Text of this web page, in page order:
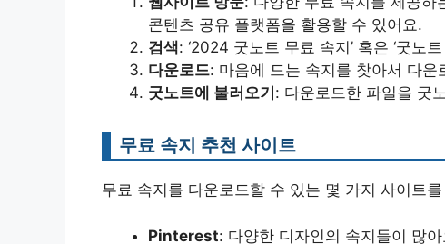
콘텐츠 공유 플랫폼을 활용할 수 있어요.
검색: ‘2024 굿노트 무료 속지’ 혹은 ‘굿노
다운로드: 마음에 드는 속지를 찾아서 다운
굿노트에 불러오기 : 다운로드한 파일을 굿
무료 속지 추천 사이트
무료 속지를 다운로드할 수 있는 몇 가지 사이트
Pinterest: 다양한 디자인의 속지들이 많아